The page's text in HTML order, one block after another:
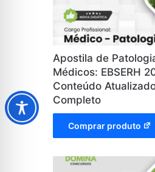
Apostila de
Médicos: EBSERH
Conteúdo
Completo
Comprar produto